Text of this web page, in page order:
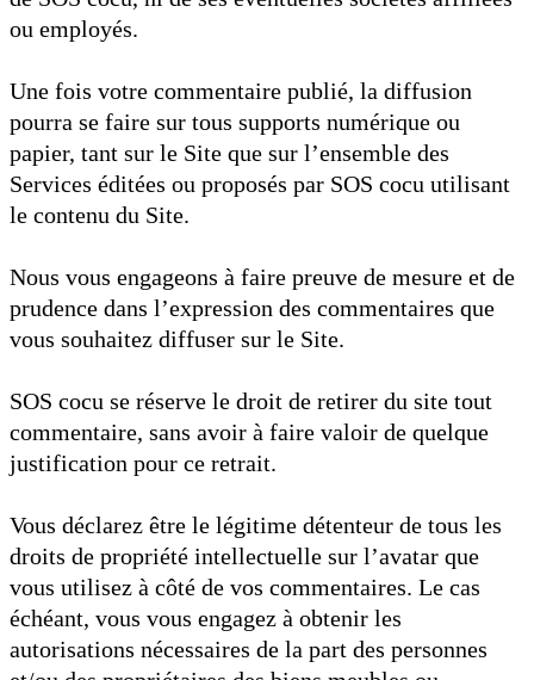
ou employés.
Une fois votre commentaire publié, la diffusion
pourra se faire sur tous supports numérique ou
papier, tant sur le Site que sur l’ensemble des
Services éditées ou proposés par SOS cocu utilisant
le contenu du Site.
Nous vous engageons à faire preuve de mesure et de
prudence dans l’expression des commentaires que
vous souhaitez diffuser sur le Site.
SOS cocu se réserve le droit de retirer du site tout
commentaire, sans avoir à faire valoir de quelque
justification pour ce retrait.
Vous déclarez être le légitime détenteur de tous les
droits de propriété intellectuelle sur l’avatar que
vous utilisez à côté de vos commentaires. Le cas
échéant, vous vous engagez à obtenir les
autorisations nécessaires de la part des personnes